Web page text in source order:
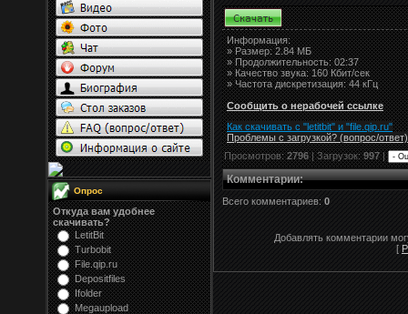
Опрос
Откуда вам удобнее
скачивать?
LetitBit
Turbobit
File.qip.ru
Depositfiles
Ifolder
Megaupload
Информация:
»Размер:2.84 МБ
» Продолжительность: 02:37
» Качество звука: 160 Кбит/сек
» Частота дискретизация: 44 кГц
Сообщить о нерабочей ссылке
Как скачивать с "letitbit" и "file.qip.ru"
Проблемы с загрузкой? (вопрос/ответ)
Просмотров:2796| Загрузок:997|
Комментарии:
Всего комментариев: 0
Добавлять комментарии
[